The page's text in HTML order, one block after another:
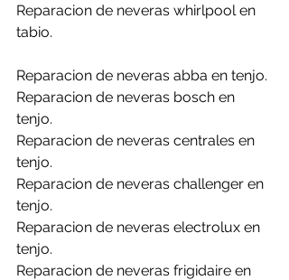
Reparacion de neveras whirlpool en
tabio.
Reparacion de neveras abba en tenjo.
Reparacion de neveras bosch en
tenjo.
Reparacion de neveras centrales en
tenjo.
Reparacion de neveras challenger en
tenjo.
Reparacion de neveras electrolux en
tenjo.
Reparacion de neveras frigidaire en